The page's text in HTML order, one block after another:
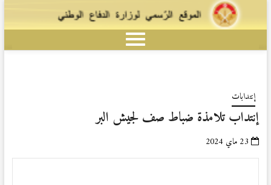
إنتدابات
إنتداب تلامذة ضباط صف لجيش البر
23 ماي 2024